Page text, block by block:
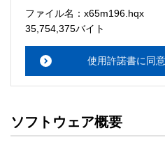
ソフトウェアのサポート
・本サーバでは、ユーザーサポ
メーションセンターまでお願い
ルをお読み下さい。
ソフトウェアの保証範囲
・ソフトウェアのダウンロー
ファイル名：x65m196.hqx
35,754,375バイト
使用許諾書に同
ソフトウェア概要